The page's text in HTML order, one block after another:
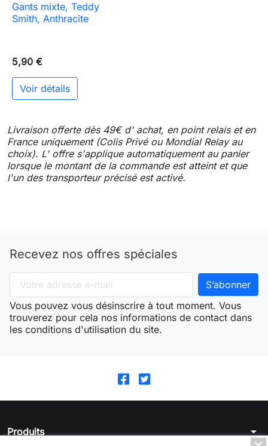
Gants mixte, Teddy
Smith, Anthracite
5,90 €
Voir détails
Livraison offerte dès 49€ d' achat, en point relais et en
France uniquement (Colis Privé ou Mondial Relay au
choix). L' offre s'applique automatiquement au panier
lorsque le montant de la commande est atteint et que
l'un des transporteur précisé est activé.
Recevez nos offres spéciales
Vous pouvez vous désinscrire à tout moment. Vous
trouverez pour cela nos informations de contact dans
les conditions d'utilisation du site.
Produits arrow_drop_down